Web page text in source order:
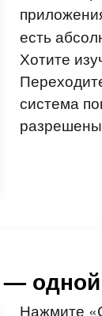
есть
Хотите
система
одной
Нажмите